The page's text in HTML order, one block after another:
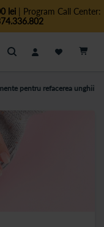
lei| Program Call Center:
Cautare
pentru refacerea